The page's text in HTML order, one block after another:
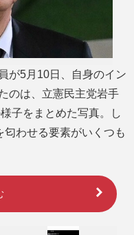
が5月10日、自身のイン
のは、立憲民主党岩手
子をまとめた写真。し
匂わせる要素がいくつも